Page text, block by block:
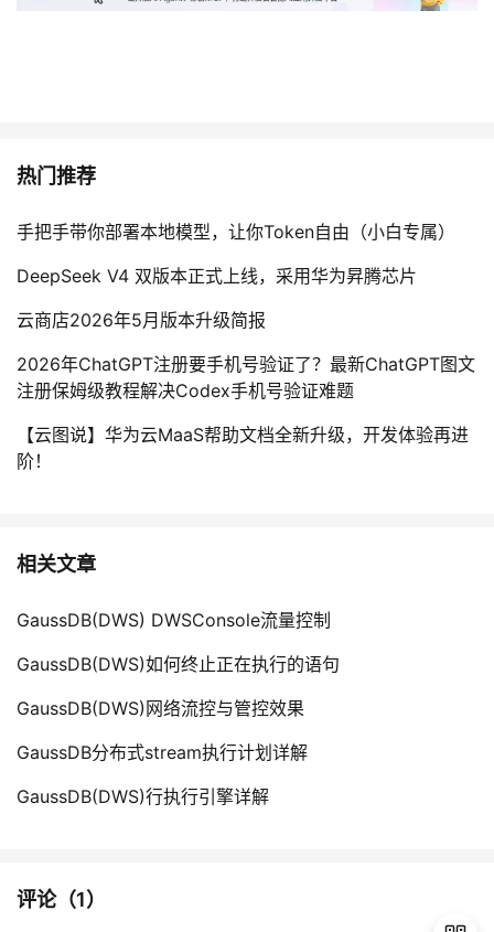
热门推荐
手把手带你部署本地模型，让你Token自由（小白专属）
DeepSeek V4 双版本正式上线，采用华为昇腾芯片
云商店2026年5月版本升级简报
2026年ChatGPT注册要手机号验证了？最新ChatGPT图文
注册保姆级教程解决Codex手机号验证难题
【云图说】华为云MaaS帮助文档全新升级，开发体验再进
阶！
相关文章
GaussDB(DWS) DWSConsole流量控制
GaussDB(DWS)如何终止正在执行的语句
GaussDB(DWS)网络流控与管控效果
GaussDB分布式stream执行计划详解
GaussDB(DWS)行执行引擎详解
评论（1）